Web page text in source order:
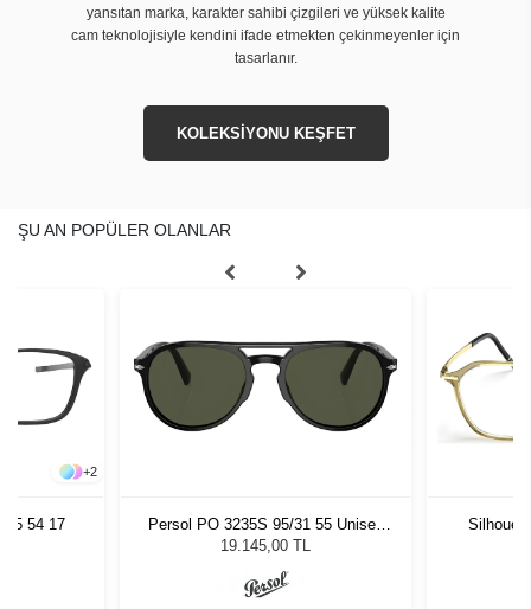
yansıtan marka, karakter sahibi çizgileri ve yüksek kalite
cam teknolojisiyle kendini ifade etmekten çekinmeyenler için
tasarlanır.
KOLEKSİYONU KEŞFET
ŞU AN POPÜLER OLANLAR
+2
54 17
Persol PO 3235S 95/31 55 Unisex
Güneş Gözlüğü
19.145,00 TL